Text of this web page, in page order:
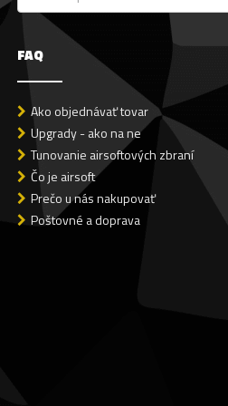
FAQ
Ako objednávať tovar
Upgrady - ako na ne
Tunovanie airsoftových zbraní
Čo je airsoft
Prečo u nás nakupovať
Poštovné a doprava